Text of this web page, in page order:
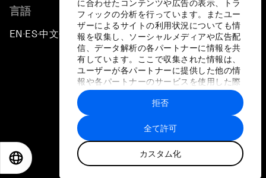
に合わせたコンテンツや広告の表示、トラ
フィックの分析を行っています。またユー
ザーによるサイトの利用状況についても情
報を収集し、ソーシャルメディアや広告配
信、データ解析の各パートナーに情報を共
有しています。ここで収集された情報は、
ユーザーが各パートナーに提供した他の情
報や各パートナーのサービスを使用した際
に収集された情報と組み合わされ、各パー
トナーによって使用されることがありま
す。
全て許可
カスタム化
拒否
言語
EN ▪ES▪中文▪ 日本語
プライバシーポリシーと利用規約
サイトマップ
©
世界経済フォーラム